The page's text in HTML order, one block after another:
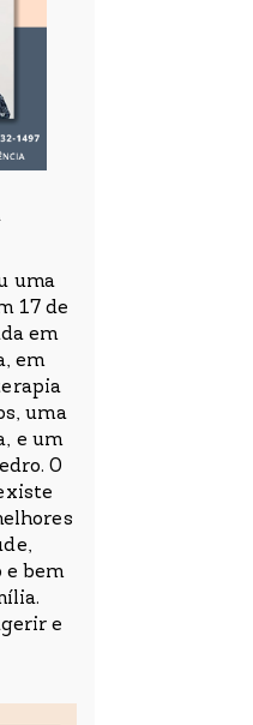
uma
17 de
em
em
uma
e um
O
e bem
e